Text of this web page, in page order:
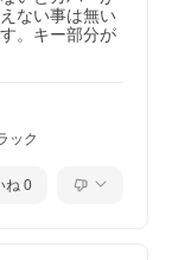
ない事は無い
。キー部分が
ック
ね 0